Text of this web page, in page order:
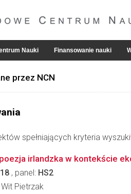
Nauki Finansowanie nauki
przez NCN
spełniających kryteria
irlandzka w kontekście
, panel: HS2
Pietrzak